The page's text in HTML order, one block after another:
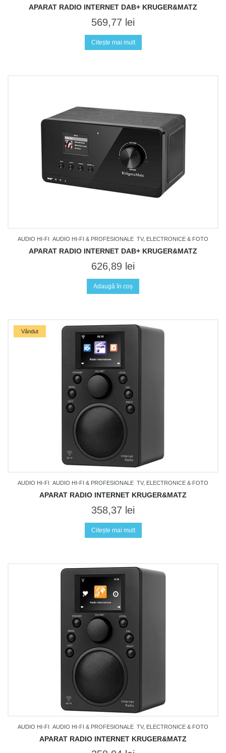
APARAT RADIO INTERNET DAB+ KRUGER&MATZ
569,77 lei
Citește mai mult
AUDIO HI-FI AUDIO HI-FI & PROFESIONALE TV, ELECTRONICE & FOTO
APARAT RADIO INTERNET DAB+ KRUGER&MATZ
626,89 lei
Adaugă în coș
Vândut
AUDIO HI-FI AUDIO HI-FI & PROFESIONALE TV, ELECTRONICE & FOTO
APARAT RADIO INTERNET KRUGER&MATZ
358,37 lei
Citește mai mult
AUDIO HI-FI AUDIO HI-FI & PROFESIONALE TV, ELECTRONICE & FOTO
APARAT RADIO INTERNET KRUGER&MATZ